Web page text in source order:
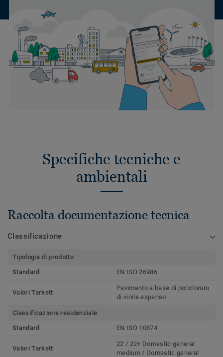
Specifiche tecniche e
ambientali
Raccolta documentazione tecnica
Classificazione
Tipologia di prodotto
Standard
EN ISO 26986
Valori Tarkett
Pavimento a base di policloruro
di vinile espanso
Classificazione residenziale
Standard
EN ISO 10874
Valori Tarkett
22 / 22+ Domestic general
medium / Domestic general